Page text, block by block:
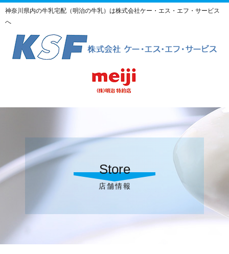
神奈川県内の牛乳宅配（明治の牛乳）は株式会社ケー・エス・エフ・サービス
へ
Store
店舗情報